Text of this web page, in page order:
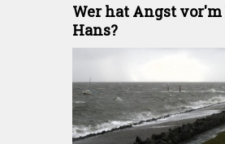
Wer hat Angst
Hans?